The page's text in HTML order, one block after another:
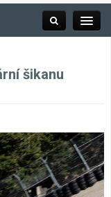
Závodní série
Kalendář F1
šikanu